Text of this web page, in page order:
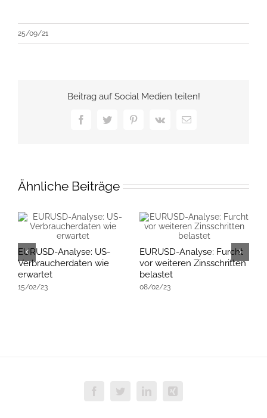
25/09/21
Beitrag auf Social Medien teilen!
FacebookTwitterPinterest
Vk
E-
Ähnliche Beiträge
EURUSD-Analyse: US-
Verbraucherdaten wie
erwartet
15/02/23
EURUSD-Analyse: Furcht
vor weiteren Zinsschritten
belastet
08/02/23
FacebookTwitterLinkedInXing